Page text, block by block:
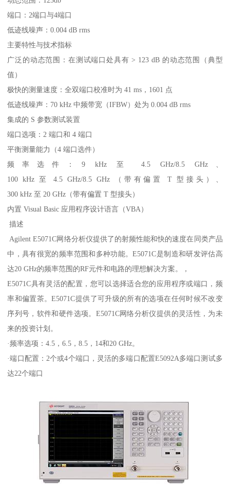
端口：2端口与4端口
低迹线噪声：0.004 dB rms
主要特性与技术指标
广泛的动态范围：在测试端口处具有 > 123 dB 的动态范围（典型
值）
极快的测量速度：全双端口校准时为 41 ms，1601 点
低迹线噪声：70 kHz 中频带宽（IFBW）处为 0.004 dB rms
集成的 S 参数测试装置
端口选项：2 端口和 4 端口
平衡测量能力（4 端口选件）
频率选件：9 kHz 至 4.5 GHz/8.5 GHz、
100 kHz 至 4.5 GHz/8.5 GHz （带有偏置 T 型接头）、
300 kHz 至 20 GHz（带有偏置 T 型接头）
内置 Visual Basic 应用程序设计语言（VBA）
描述
Agilent E5071C网络分析仪提供了的射频性能和快的速度在同类产品
中，具有很宽的频率范围和多种功能。E5071C是制造和研发评估高
达20 GHz的频率范围的RF元件和电路的理想解决方案。，
E5071C具有灵活的配置，您可以选择适合您的应用程序或端口，频
率和偏置茶。E5071C提供了可升级的所有的选项在任何时候不改变
序列号，软件和硬件选项。E5071C网络分析仪提供的灵活性，为未
来的投资计划。
·频率选项：4.5，6.5，8.5，14和20 GHz。
·端口配置：2个或4个端口，灵活的多端口配置E5092A多端口测试多
达22个端口